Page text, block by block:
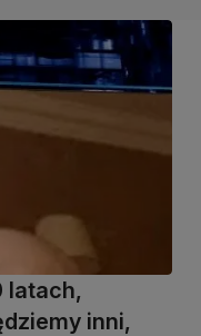
latach,
inni,